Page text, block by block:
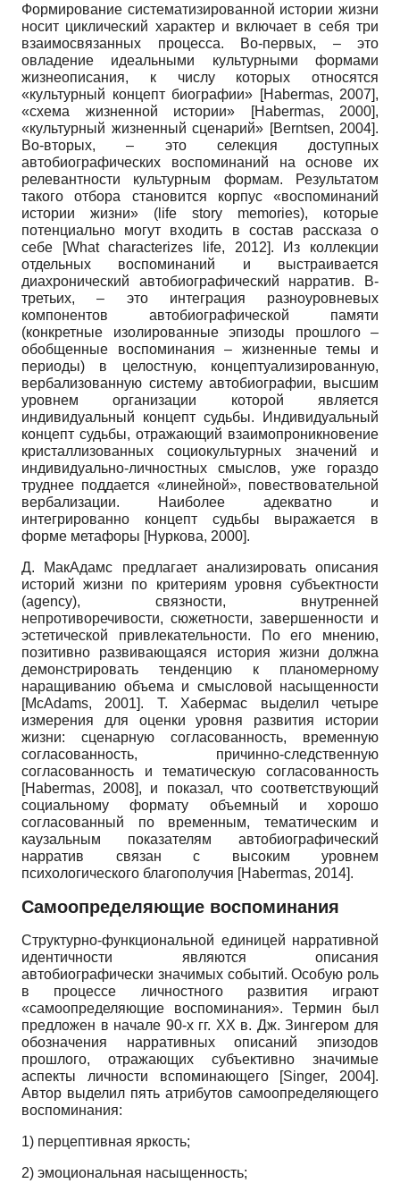
Формирование систематизированной истории жизни
носит циклический характер и включает в себя три
взаимосвязанных процесса. Во-первых, – это
овладение идеальными культурными формами
жизнеописания, к числу которых относятся
«культурный концепт биографии» [Habermas, 2007],
«схема жизненной истории»
[Habermas, 2000],
«культурный жизненный сценарий» [Berntsen, 2004].
Во-вторых, – это селекция доступных
автобиографических воспоминаний на основе их
релевантности культурным формам. Результатом
такого отбора становится корпус «воспоминаний
истории жизни» (life story memories), которые
потенциально могут входить в состав рассказа о
себе
[What characterizes life, 2012]. Из коллекции
отдельных воспоминаний и выстраивается
диахронический автобиографический нарратив. В-
третьих, – это интеграция разноуровневых
компонентов автобиографической памяти
(конкретные изолированные эпизоды прошлого –
обобщенные воспоминания – жизненные темы и
периоды) в целостную, концептуализированную,
вербализованную систему автобиографии, высшим
уровнем организации которой является
индивидуальный концепт судьбы. Индивидуальный
концепт судьбы, отражающий взаимопроникновение
кристаллизованных социокультурных значений и
индивидуально-личностных смыслов, уже гораздо
труднее поддается «линейной», повествовательной
вербализации. Наиболее адекватно и
интегрированно концепт судьбы выражается в
форме метафоры [Нуркова, 2000].
Д. МакАдамс предлагает анализировать описания
историй жизни по критериям уровня субъектности
(agency), связности, внутренней
непротиворечивости, сюжетности, завершенности и
эстетической привлекательности. По его мнению,
позитивно развивающаяся история жизни должна
демонстрировать тенденцию к планомерному
наращиванию объема и смысловой насыщенности
[McAdams, 2001]. Т. Хабермас выделил четыре
измерения для оценки уровня развития истории
жизни: сценарную согласованность, временную
согласованность, причинно-следственную
согласованность и тематическую согласованность
[Habermas, 2008], и показал, что соответствующий
социальному формату объемный и хорошо
согласованный по временным, тематическим и
каузальным показателям автобиографический
нарратив связан с высоким уровнем
психологического благополучия [Habermas, 2014].
Самоопределяющие воспоминания
Структурно-функциональной единицей нарративной
идентичности являются описания
автобиографически значимых событий. Особую роль
в процессе личностного развития играют
«самоопределяющие воспоминания». Термин был
предложен в начале 90-х гг. ХХ в. Дж. Зингером для
обозначения нарративных описаний эпизодов
прошлого, отражающих субъективно значимые
аспекты личности вспоминающего
[Singer, 2004].
Автор выделил пять атрибутов самоопределяющего
воспоминания:
1) перцептивная яркость;
2) эмоциональная насыщенность;